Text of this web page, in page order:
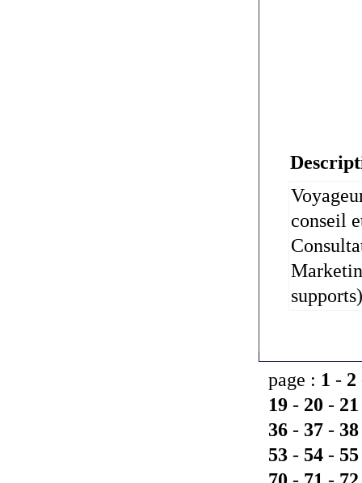
conseil
page : 1 - 2
19 - 20 - 21
36 - 37 - 38
53 - 54 - 55